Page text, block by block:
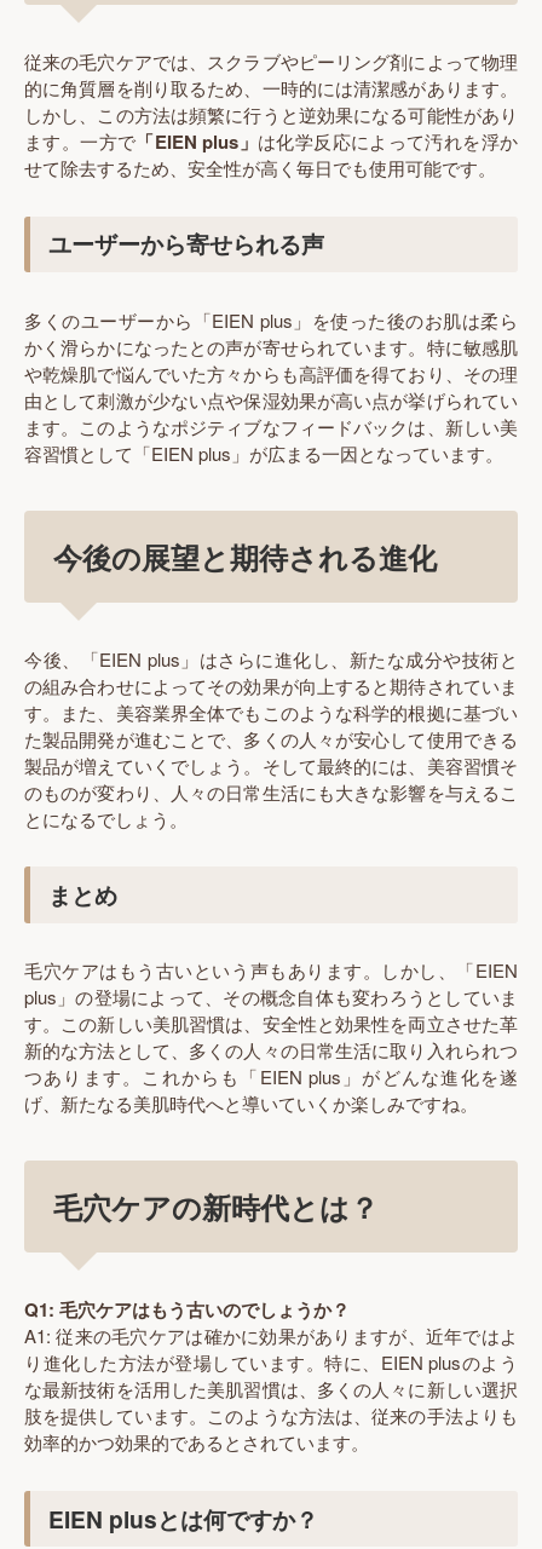
従来の毛穴ケアでは、スクラブやピーリング剤によって物理
的に角質層を削り取るため、一時的には清潔感があります。
しかし、この方法は頻繁に行うと逆効果になる可能性があり
ます。一方で 「EIEN plus」 は化学反応によって汚れを浮か
せて除去するため、安全性が高く毎日でも使用可能です。
ユーザーから寄せられる声
多くのユーザーから「EIEN plus」を使った後のお肌は柔ら
かく滑らかになったとの声が寄せられています。特に敏感肌
や乾燥肌で悩んでいた方々からも高評価を得ており、その理
由として刺激が少ない点や保湿効果が高い点が挙げられてい
ます。このようなポジティブなフィードバックは、新しい美
容習慣として「EIEN plus」が広まる一因となっています。
今後の展望と期待される進化
今後、「EIEN plus」はさらに進化し、新たな成分や技術と
の組み合わせによってその効果が向上すると期待されていま
す。また、美容業界全体でもこのような科学的根拠に基づい
た製品開発が進むことで、多くの人々が安心して使用できる
製品が増えていくでしょう。そして最終的には、美容習慣そ
のものが変わり、人々の日常生活にも大きな影響を与えるこ
とになるでしょう。
まとめ
毛穴ケアはもう古いという声もあります。しかし、「EIEN
plus」の登場によって、その概念自体も変わろうとしていま
す。この新しい美肌習慣は、安全性と効果性を両立させた革
新的な方法として、多くの人々の日常生活に取り入れられつ
つあります。これからも「EIEN plus」がどんな進化を遂
げ、新たなる美肌時代へと導いていくか楽しみですね。
毛穴ケアの新時代とは？
Q1: 毛穴ケアはもう古いのでしょうか？
A1: 従来の毛穴ケアは確かに効果がありますが、近年ではよ
り進化した方法が登場しています。特に、EIEN plusのよう
な最新技術を活用した美肌習慣は、多くの人々に新しい選択
肢を提供しています。このような方法は、従来の手法よりも
効率的かつ効果的であるとされています。
EIEN plusとは何ですか？